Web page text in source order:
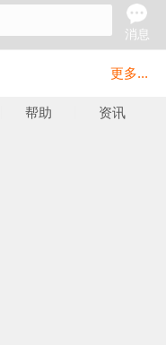
消息
更多...
帮助 资讯